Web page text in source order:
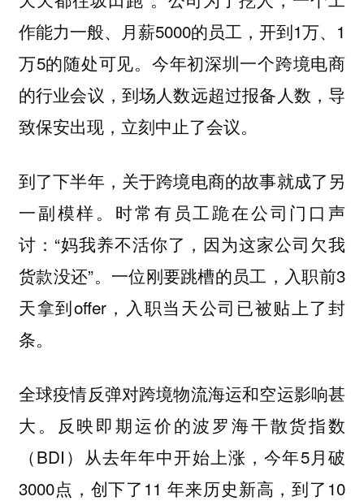
作能力一般、月薪5000的员工，开到1万、1
万5的随处可见。今年初深圳一个跨境电商
的行业会议，到场人数远超过报备人数，导
致保安出现，立刻中止了会议。
到了下半年，关于跨境电商的故事就成了另
一副模样。时常有员工跪在公司门口声
讨：“妈我养不活你了，因为这家公司欠我
货款没还”。一位刚要跳槽的员工，入职前3
天拿到offer，入职当天公司已被贴上了封
条。
全球疫情反弹对跨境物流海运和空运影响甚
大。反映即期运价的波罗海干散货指数
（BDI）从去年年中开始上涨，今年5月破
3000点，创下了11 年来历史新高，到了10